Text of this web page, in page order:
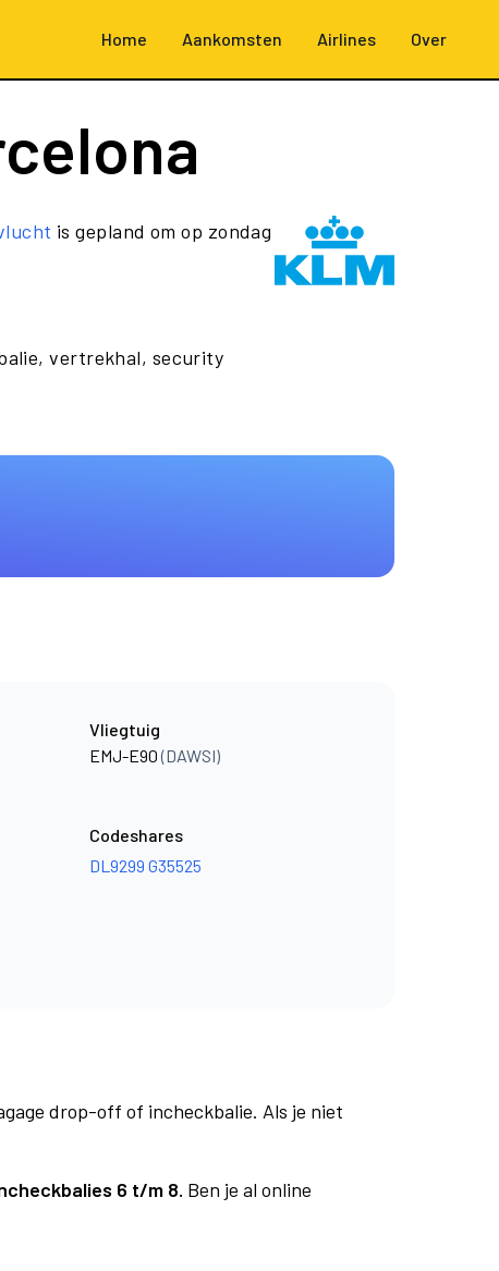
Home Aankomsten Airlines Over
is gepland om op zondag
vertrekhal, security
Vliegtuig
EMJ-E90(DAWSI)
Codeshares
DL9299 G35525
drop-off of incheckbalie. Als je niet
6 t/m 8. Ben je al online